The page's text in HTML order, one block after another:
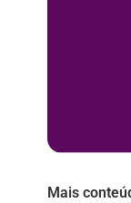
Mais